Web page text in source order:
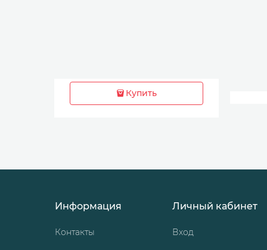
Купить
Информация
Контакты
Личный кабинет
Вход